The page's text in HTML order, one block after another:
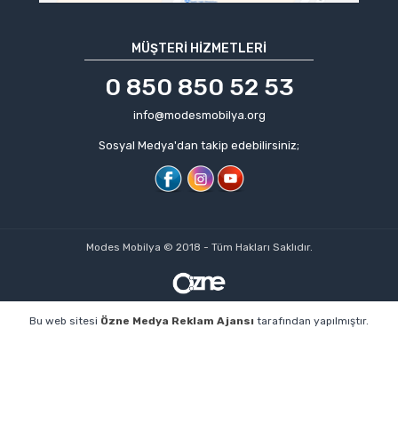
MÜŞTERI HIZMETLERI
0 850 850 52 53
info@modesmobilya.org
Sosyal Medya'dan takip edebilirsiniz;
Modes Mobilya © 2018 - Tüm Hakları Saklıdır.
Bu web sitesi Özne Medya Reklam Ajansı tarafından yapılmıştır.